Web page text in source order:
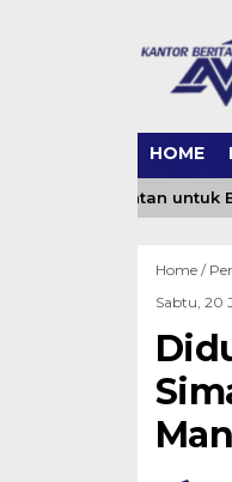
HOME
Kementan untuk
Home /
Sabtu, 20